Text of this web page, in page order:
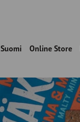
Suomi Online Store